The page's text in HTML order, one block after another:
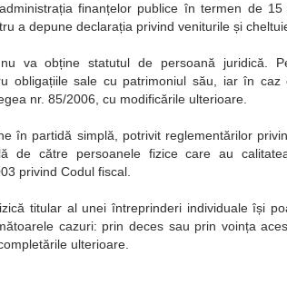
finanțelor publice în termen de
a depune declarația privind veniturile și
nu va obține statutul de persoană juridică.
obligațiile sale cu patrimoniul său, iar în
nr. 85/2006, cu modificările ulterioare.
în partidă simplă, potrivit reglementărilor
de către persoanele fizice care au
privind Codul fiscal.
titular al unei întreprinderi individuale își
cazuri: prin deces sau prin voința
ulterioare.